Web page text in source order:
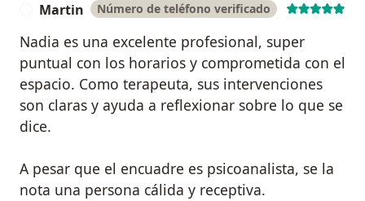
Martin Número de teléfono verificado
Nadia es una excelente profesional, super
puntual con los horarios y comprometida con el
espacio. Como terapeuta, sus intervenciones
son claras y ayuda a reflexionar sobre lo que se
dice.
A pesar que el encuadre es psicoanalista, se la
nota una persona cálida y receptiva.